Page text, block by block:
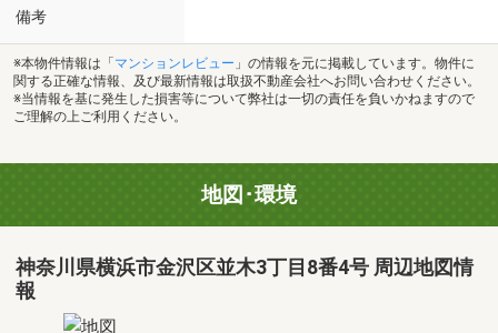
備考
※本物件情報は「 マンションレビュー 」の情報を元に掲載しています。物件に
関する正確な情報、及び最新情報は取扱不動産会社へお問い合わせください。
※当情報を基に発生した損害等について弊社は一切の責任を負いかねますので
ご理解の上ご利用ください。
地図･環境
神奈川県横浜市金沢区並木3丁目8番4号 周辺地図情
報